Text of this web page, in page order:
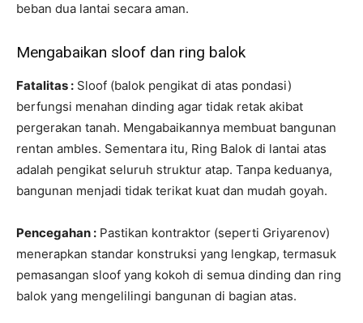
beban dua lantai secara aman.
Mengabaikan sloof dan ring balok
Fatalitas : Sloof (balok pengikat di atas pondasi)
berfungsi menahan dinding agar tidak retak akibat
pergerakan tanah. Mengabaikannya membuat bangunan
rentan ambles. Sementara itu, Ring Balok di lantai atas
adalah pengikat seluruh struktur atap. Tanpa keduanya,
bangunan menjadi tidak terikat kuat dan mudah goyah.
Pencegahan : Pastikan kontraktor (seperti Griyarenov)
menerapkan standar konstruksi yang lengkap, termasuk
pemasangan sloof yang kokoh di semua dinding dan ring
balok yang mengelilingi bangunan di bagian atas.